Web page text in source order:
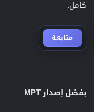
كامل.
متابعة
بفضل إصدار MPT